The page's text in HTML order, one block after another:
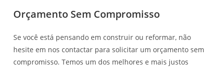
Orçamento Sem Compromisso
Se você está pensando em construir ou reformar, não
hesite em nos contactar para solicitar um orçamento sem
compromisso. Temos um dos melhores e mais justos